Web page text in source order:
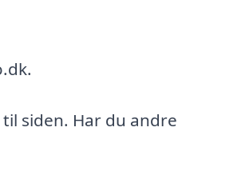
siden. Har du andre